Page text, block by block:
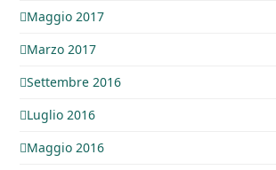
Maggio 2017
Marzo 2017
Settembre 2016
Luglio 2016
Maggio 2016